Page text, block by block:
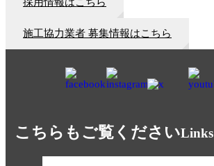
採用情報はこちら
施工協力業者 募集情報はこちら
こちらもご覧くださいLinks